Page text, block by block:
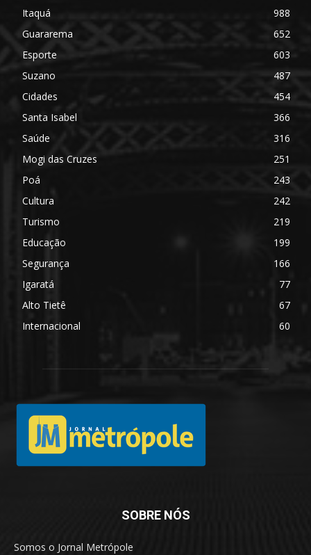
Itaquá
988
Guararema
652
Esporte
603
Suzano
487
Cidades
454
Santa Isabel
366
Saúde
316
Mogi das Cruzes
251
Poá
243
Cultura
242
Turismo
219
Educação
199
Segurança
166
Igaratá
77
Alto Tietê
67
Internacional
60
SOBRE NÓS
Somos o Jornal Metrópole